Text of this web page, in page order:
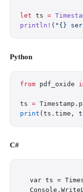
let ts =
println! ( "{}
Python
from pdf_oxide
ts =
print (ts.time,
C#
var ts =